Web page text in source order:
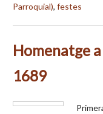
Parroquial), festes
Homenatge
1689